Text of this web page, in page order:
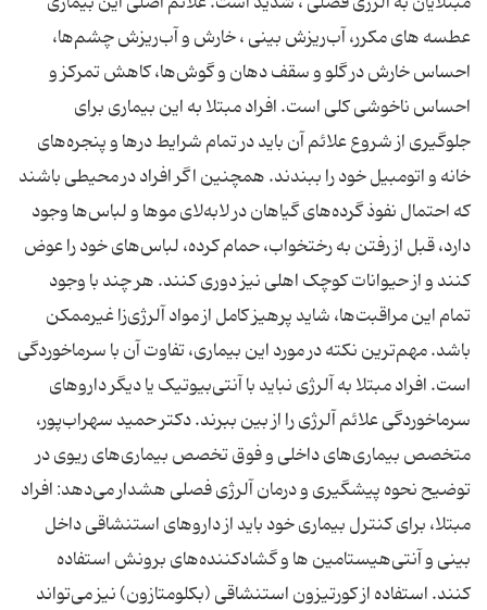
عطسه های مکرر، آب‌ریزش بینی ، خارش و آب‌ریزش چشم‌ها،
احساس خارش در گلو و سقف دهان و گوش‌ها، کاهش تمرکز و
احساس ناخوشی کلی است. افراد مبتلا به این بیماری برای
جلوگیری از شروع علائم آن باید در تمام شرایط درها و پنجره‌های
خانه و اتومبیل خود را ببندند. همچنین اگر افراد در محیطی باشند
که احتمال نفوذ گرده‌های گیاهان در لابه‌لای موها و لباس‌ها وجود
دارد، قبل از رفتن به رختخواب، حمام کرده، لباس‌های خود را عوض
کنند و از حیوانات کوچک اهلی نیز دوری کنند. هر چند با وجود
تمام این مراقبت‌ها، شاید پرهیز کامل از مواد آلرژی‌زا غیرممکن
باشد. مهم‌ترین نکته‌ در مورد این بیماری، تفاوت آن با سرماخوردگی
است. افراد مبتلا به آلرژی نباید با آنتی‌بیوتیک یا دیگر داروهای
سرماخوردگی علائم آلرژی را از بین ببرند. دکتر حمید سهراب‌پور،
متخصص بیماری‌های داخلی و فوق تخصص بیماری‌های ریوی در
توضیح نحوه پیشگیری و درمان آلرژی فصلی هشدار می‌دهد: افراد
مبتلا، برای کنترل بیماری خود باید از داروهای استنشاقی داخل
بینی و آنتی‌هیستامین ‌ها و گشاد‌کننده‌های برونش استفاده
کنند. استفاده از کورتیزون استنشاقی (بکلومتازون) نیز می‌تواند